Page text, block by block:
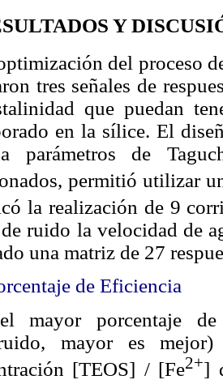
Y
del proceso
tres señales de
que puedan
en la sílice. El
parámetros de
permitió utilizar
la realización de 9
ruido la velocidad de
una matriz de 27
de Eficiencia
mayor porcentaje
ruido, mayor es
[TEOS] / [Fe2+]